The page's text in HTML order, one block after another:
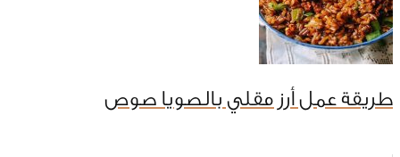
طريقة عمل أرز مقلي بالصويا صوص